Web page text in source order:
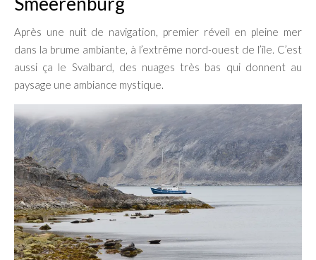
Après une nuit de navigation, premier réveil en pleine mer
dans la brume ambiante, à l’extrême nord-ouest de l’île. C’est
aussi ça le Svalbard, des nuages très bas qui donnent au
paysage une ambiance mystique.